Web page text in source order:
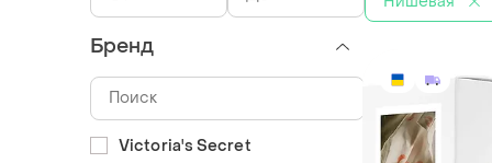
Бренд
Victoria's Secret